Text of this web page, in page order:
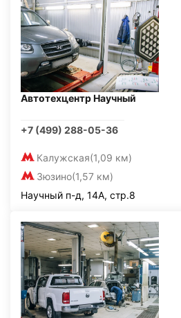
Автотехцентр Научный
+7 (499) 288-05-36
Калужская(1,09 км)
Зюзино(1,57 км)
Научный п-д, 14А, стр.8